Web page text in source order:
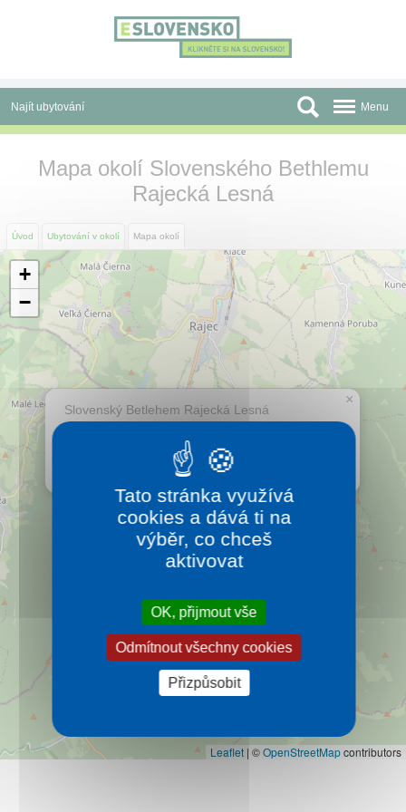
Najít ubytování
Skupiny a konference
Před cestou
Atrakce
O nás
Kontakt
Menu
Mapa okolí Slovenského Bethlemu
Rajecká Lesná
Úvod Ubytování v okolí Mapa okolí
Slovenský Betlehem Rajecká Lesná
Slovensko jako na dlani. Betlém je křesťanské,
národní a umělecké řezbářské dílo.
×
+
−
Leaflet | ©OpenStreetMapcontributors
Tato stránka využívá
cookies a dává ti na
výběr, co chceš
aktivovat
OK, přijmout vše
Odmítnout všechny cookies
Přizpůsobit